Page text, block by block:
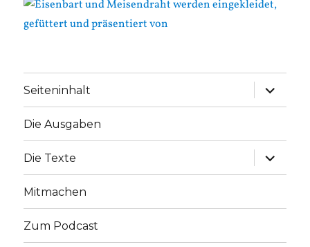
Seiteninhalt
Die Ausgaben
Die Texte
Mitmachen
Zum Podcast